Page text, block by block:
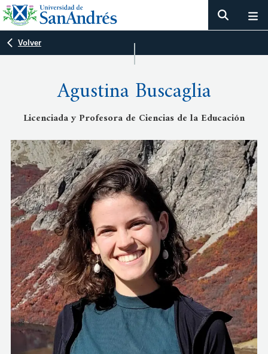
Volver
Agustina Buscaglia
Licenciada y Profesora de Ciencias de la Educación